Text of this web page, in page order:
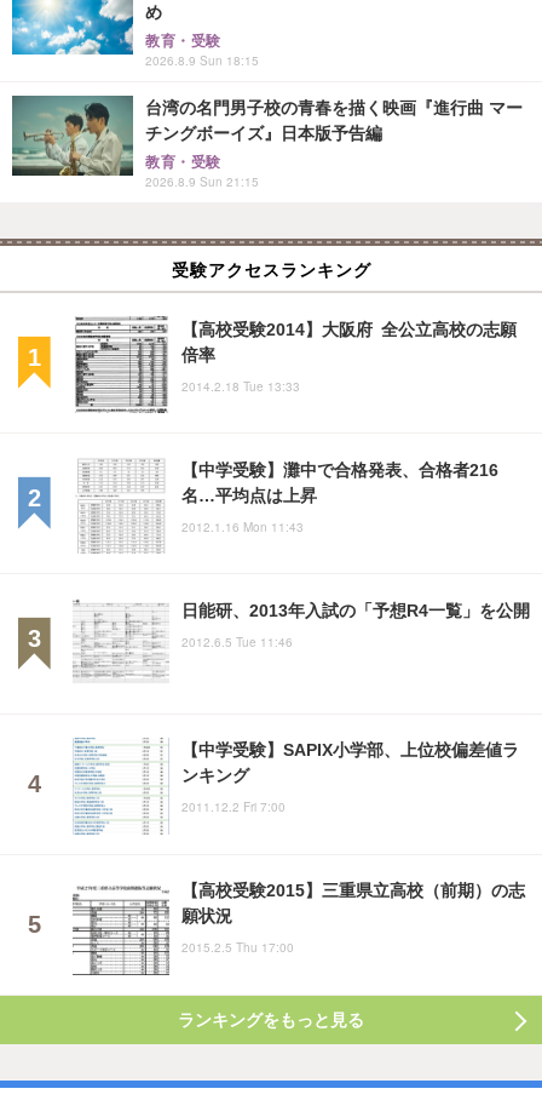
め
教育・受験
2026.8.9 Sun 18:15
台湾の名門男子校の青春を描く映画『進行曲 マー
チングボーイズ』日本版予告編
教育・受験
2026.8.9 Sun 21:15
受験アクセスランキング
【高校受験2014】大阪府 全公立高校の志願
倍率
2014.2.18 Tue 13:33
【中学受験】灘中で合格発表、合格者216
名…平均点は上昇
2012.1.16 Mon 11:43
日能研、2013年入試の「予想R4一覧」を公開
2012.6.5 Tue 11:46
【中学受験】SAPIX小学部、上位校偏差値ラ
ンキング
2011.12.2 Fri 7:00
【高校受験2015】三重県立高校（前期）の志
願状況
2015.2.5 Thu 17:00
ランキングをもっと見る